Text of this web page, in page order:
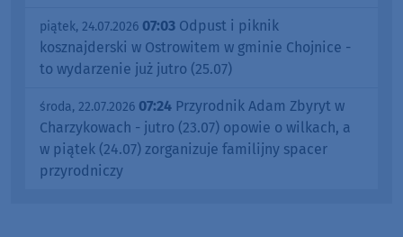
piątek, 24.07.2026 07:03 Odpust i piknik
kosznajderski w Ostrowitem w gminie Chojnice -
to wydarzenie już jutro (25.07)
środa, 22.07.2026 07:24 Przyrodnik Adam Zbyryt w
Charzykowach - jutro (23.07) opowie o wilkach, a
w piątek (24.07) zorganizuje familijny spacer
przyrodniczy